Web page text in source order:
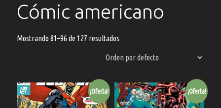
Cómic americano
Mostrando 81–96 de 127 resultados
¡Oferta! ¡Oferta!